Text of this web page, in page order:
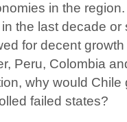
in the
the last decade
for decent
Peru, Colombia
why would
failed states?